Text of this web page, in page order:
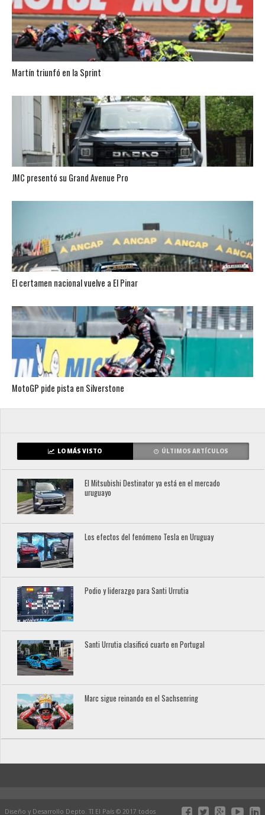
Martín triunfó en la Sprint
JMC presentó su Grand Avenue Pro
El certamen nacional vuelve a El Pinar
MotoGP pide pista en Silverstone
LO MÁS VISTO ÚLTIMOS ARTÍCULOS
El Mitsubishi Destinator ya está en el mercado
uruguayo
Los efectos del fenómeno Tesla en Uruguay
Podio y liderazgo para Santi Urrutia
Santi Urrutia clasificó cuarto en Portugal
Marc sigue reinando en el Sachsenring
Diseño y Desarrollo Depto. TI El País © 2017 todos